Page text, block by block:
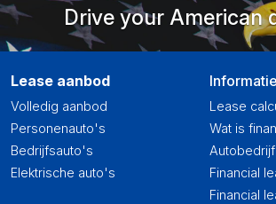
Drive your American
Lease aanbod
Volledig aanbod
Personenauto's
Bedrijfsauto's
Elektrische auto's
Informatie
Lease
Wat is
Financial
Financial